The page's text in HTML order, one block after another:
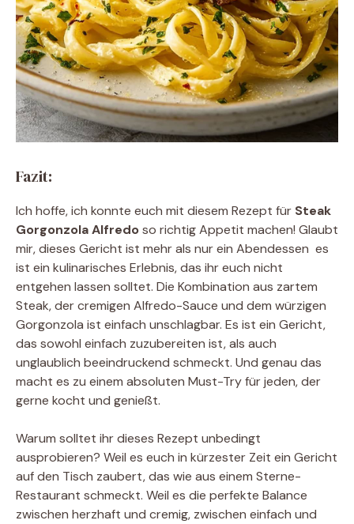
Fazit:
Ich hoffe, ich konnte euch mit diesem Rezept für Steak
Gorgonzola Alfredoso richtig Appetit machen! Glaubt
mir, dieses Gericht ist mehr als nur ein Abendessen  es
ist ein kulinarisches Erlebnis, das ihr euch nicht
entgehen lassen solltet. Die Kombination aus zartem
Steak, der cremigen Alfredo-Sauce und dem würzigen
Gorgonzola ist einfach unschlagbar. Es ist ein Gericht,
das sowohl einfach zuzubereiten ist, als auch
unglaublich beeindruckend schmeckt. Und genau das
macht es zu einem absoluten Must-Try für jeden, der
gerne kocht und genießt.
Warum solltet ihr dieses Rezept unbedingt
ausprobieren? Weil es euch in kürzester Zeit ein Gericht
auf den Tisch zaubert, das wie aus einem Sterne-
Restaurant schmeckt. Weil es die perfekte Balance
zwischen herzhaft und cremig, zwischen einfach und